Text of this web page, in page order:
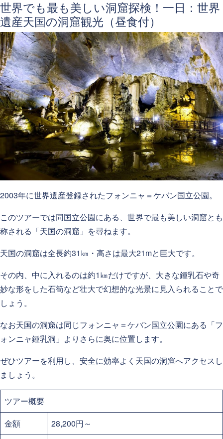
世界でも最も美しい洞窟探検！一日：世界
遺産天国の洞窟観光（昼食付）
2003年に世界遺産登録されたフォンニャ＝ケバン国立公園。
このツアーでは同国立公園にある、世界で最も美しい洞窟とも
称される「天国の洞窟」を尋ねます。
天国の洞窟は全長約31㎞・高さは最大21mと巨大です。
その内、中に入れるのは約1㎞だけですが、大きな鍾乳石や奇
妙な形をした石筍など壮大で幻想的な光景に見入られることで
しょう。
なお天国の洞窟は同じフォンニャ＝ケバン国立公園にある「フ
ォンニャ鍾乳洞」よりさらに奥に位置します。
ぜひツアーを利用し、安全に効率よく天国の洞窟へアクセスし
ましょう。
ツアー概要
金額
28,200円～